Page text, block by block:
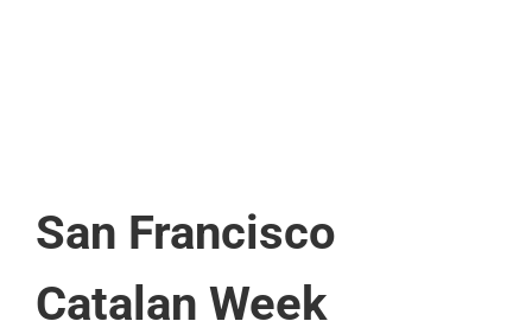
San Francisco
Catalan Week